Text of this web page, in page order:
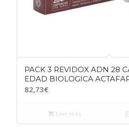
PACK 3 REVIDOX ADN 28
EDAD BIOLOGICA
82,73€
Leer más